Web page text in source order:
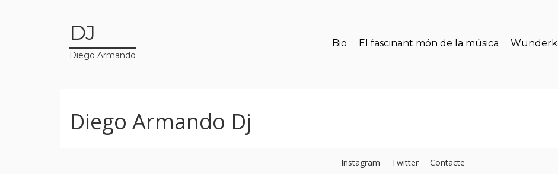
DJ
Diego Armando
Bio El fascinant món de la música
Diego Armando Dj
Instagram Twitter
Contacte